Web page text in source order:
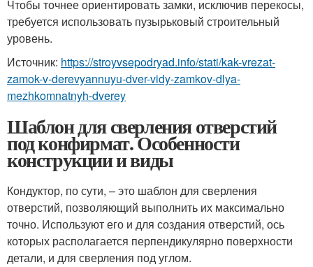
Чтобы точнее ориентировать замки, исключив перекосы,
требуется использовать пузырьковый строительный
уровень.
Источник: https://stroyvsepodryad.info/stati/kak-vrezat-
zamok-v-derevyannuyu-dver-vidy-zamkov-dlya-
mezhkomnatnyh-dverey
Шаблон для сверления отверстий
под конфирмат. Особенности
конструкции и виды
Кондуктор, по сути, – это шаблон для сверления
отверстий, позволяющий выполнить их максимально
точно. Используют его и для создания отверстий, ось
которых располагается перпендикулярно поверхности
детали, и для сверления под углом.